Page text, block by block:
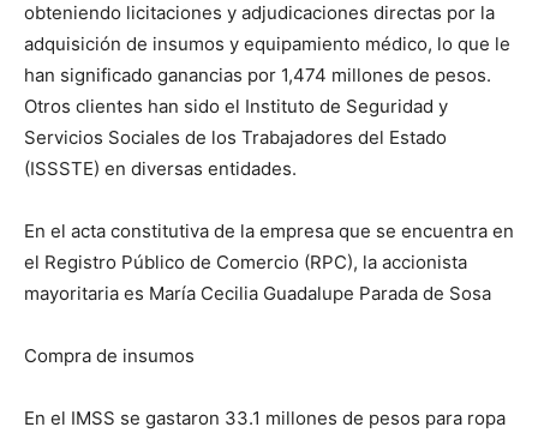
obteniendo licitaciones y adjudicaciones directas por la
adquisición de insumos y equipamiento médico, lo que le
han significado ganancias por 1,474 millones de pesos.
Otros clientes han sido el Instituto de Seguridad y
Servicios Sociales de los Trabajadores del Estado
(ISSSTE) en diversas entidades.
En el acta constitutiva de la empresa que se encuentra en
el Registro Público de Comercio (RPC), la accionista
mayoritaria es María Cecilia Guadalupe Parada de Sosa
Compra de insumos
En el IMSS se gastaron 33.1 millones de pesos para ropa